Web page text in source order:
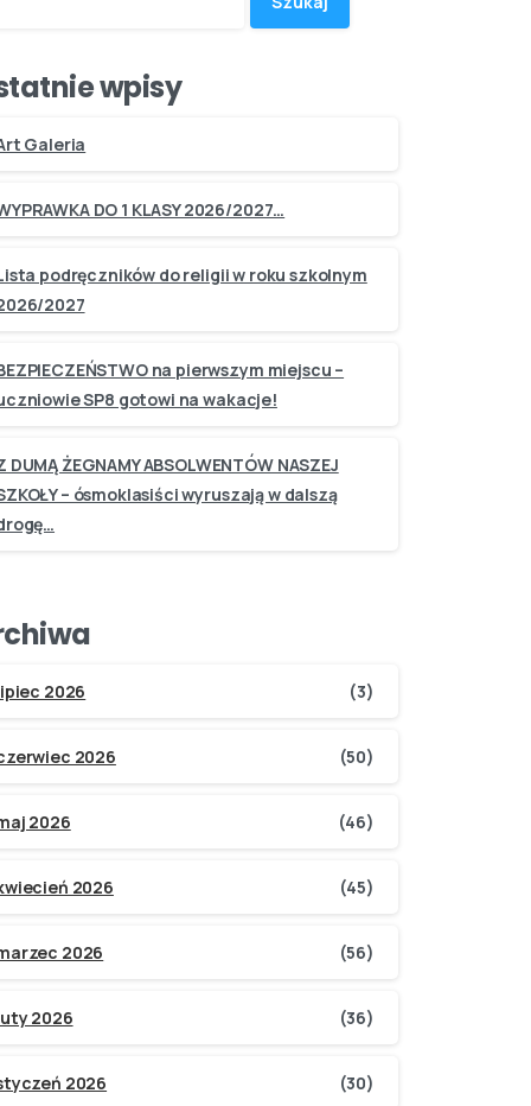
wpisy
Galeria
DO 1 KLASY 2026/2027…
podręczników do religii w roku szkolnym
2027
na pierwszym miejscu –
SP8 gotowi na wakacje!
DUMĄ ŻEGNAMY ABSOLWENTÓW NASZEJ
– ósmoklasiści wyruszają w dalszą
2026 (3)
2026 (50)
2026 (46)
2026 (45)
2026 (56)
2026 (36)
2026 (30)